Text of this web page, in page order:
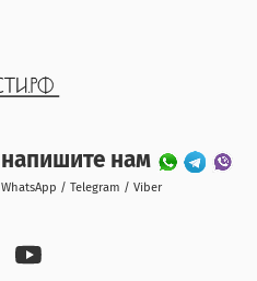
напишите нам
WhatsApp / Telegram / Viber